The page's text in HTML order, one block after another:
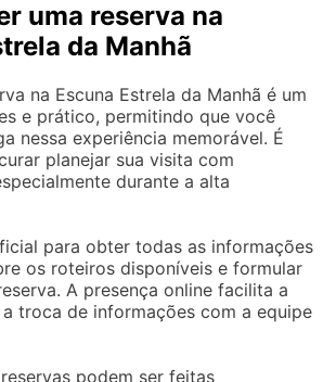
uma reserva na
da Manhã
na Escuna Estrela da Manhã é um
e prático, permitindo que você
nessa experiência memorável. É
planejar sua visita com
durante a alta
para obter todas as informações
os roteiros disponíveis e formular
A presença online facilita a
troca de informações com a equipe
podem ser feitas